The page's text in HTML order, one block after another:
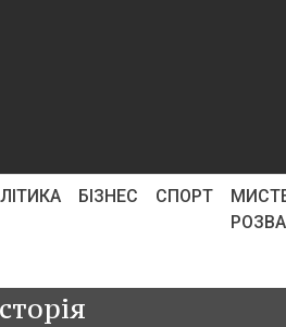
БІЗНЕС СПОРТ